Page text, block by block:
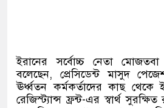
ইরানের সর্বোচ্চ নেতা মোজতবা
বলেছেন, প্রেসিডেন্ট মাসুদ
ঊর্ধ্বতন কর্মকর্তাদের কাছ থেকে
রেজিস্ট্যান্স ফ্রন্ট-এর স্বার্থ